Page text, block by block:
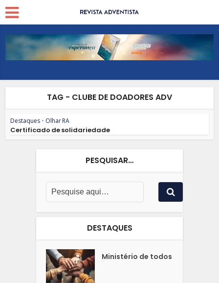
TAG - CLUBE DE DOADORES ADV
Destaques • Olhar RA
Certificado de solidariedade
PESQUISAR…
DESTAQUES
Ministério de todos